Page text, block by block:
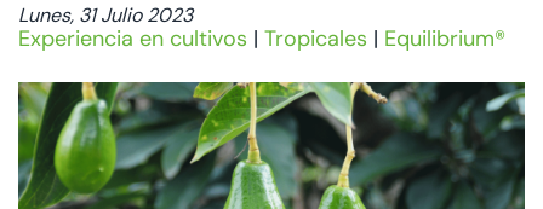
Lunes, 31 Julio 2023
Experiencia en cultivos | Tropicales | Equilibrium®